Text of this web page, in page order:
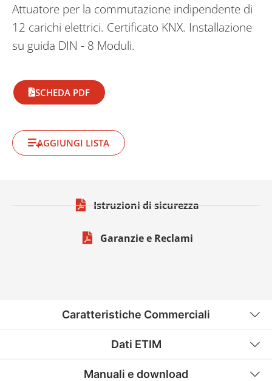
Attuatore per la commutazione indipendente di
12 carichi elettrici. Certificato KNX. Installazione
su guida DIN - 8 Moduli.
SCHEDA PDF
AGGIUNGI LISTA
Istruzioni di sicurezza
Garanzie e Reclami
Caratteristiche Commerciali
Dati ETIM
Manuali e download